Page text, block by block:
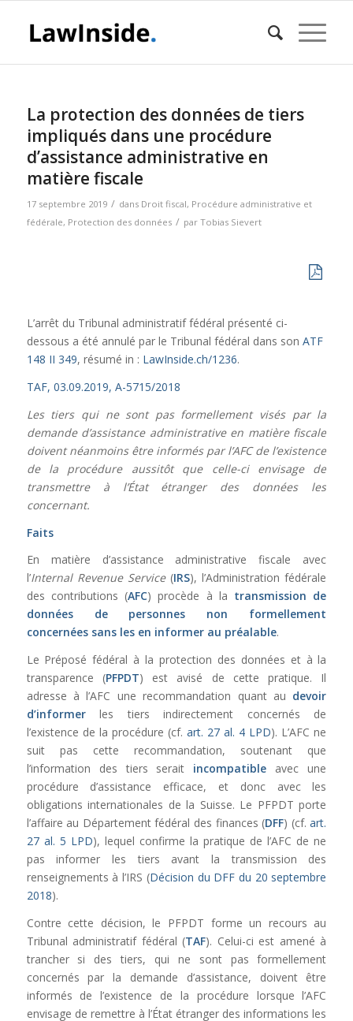
La protection des données de tiers
impliqués dans une procédure
d’assistance administrative en
matière fiscale
17 septembre 2019 / dans Droit fiscal, Procédure administrative et
fédérale, Protection des données / par Tobias Sievert
L’arrêt du Tribunal administratif fédéral présenté ci-
dessous a été annulé par le Tribunal fédéral dans son ATF
148 II 349, résumé in : LawInside.ch/1236.
TAF, 03.09.2019, A-5715/2018
Les tiers qui ne sont pas formellement visés par la
demande d’assistance administrative en matière fiscale
doivent néanmoins être informés par l’AFC de l’existence
de la procédure aussitôt que celle-ci envisage de
transmettre à l’État étranger des données les
concernant.
Faits
En matière d’assistance administrative fiscale avec
l’Internal Revenue Service (IRS), l’Administration fédérale
des contributions (AFC) procède à la transmission de
données de personnes non formellement
concernées sans les en informer au préalable.
Le Préposé fédéral à la protection des données et à la
transparence (PFPDT) est avisé de cette pratique. Il
adresse à l’AFC une recommandation quant au devoir
d’informerles tiers indirectement concernés de
l’existence de la procédure (cf. art. 27 al. 4 LPD). L’AFC ne
suit pas cette recommandation, soutenant que
l’information des tiers serait incompatible avec une
procédure d’assistance efficace, et donc avec les
obligations internationales de la Suisse. Le PFPDT porte
l’affaire au Département fédéral des finances (DFF) (cf.art.
27 al. 5 LPD), lequel confirme la pratique de l’AFC de ne
pas informer les tiers avant la transmission des
renseignements à l’IRS (Décision du DFF du 20 septembre
2018).
Contre cette décision, le PFPDT forme un recours au
Tribunal administratif fédéral (TAF). Celui-ci est amené à
trancher si des tiers, qui ne sont pas formellement
concernés par la demande d’assistance, doivent être
informés de l’existence de la procédure lorsque l’AFC
envisage de remettre à l’État étranger des informations les